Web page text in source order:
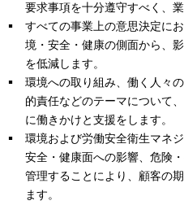
要求事項を十分遵守すべく、業
すべての事業上の意思決定に
境・安全・健康の側面から、
を低減します。
環境への取り組み、働く人々
的責任などのテーマについて
に働きかけと支援をします。
環境および労働安全衛生マネ
安全・健康面への影響、危険
管理することにより、顧客の
ます。